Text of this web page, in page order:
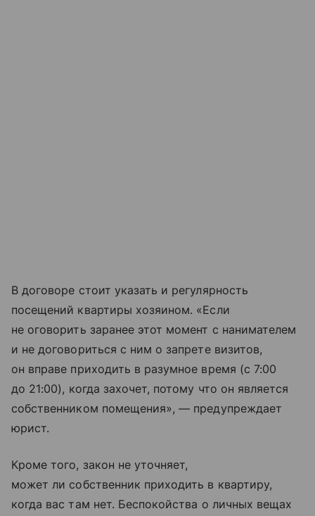
В договоре стоит указать и регулярность
посещений квартиры хозяином. «Если
не оговорить заранее этот момент с нанимателем
и не договориться с ним о запрете визитов,
он вправе приходить в разумное время (с 7:00
до 21:00), когда захочет, потому что он является
собственником помещения», — предупреждает
юрист.
Кроме того, закон не уточняет,
может ли собственник приходить в квартиру,
когда вас там нет. Беспокойства о личных вещах